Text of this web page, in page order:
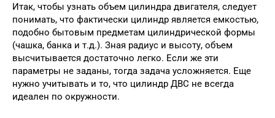
Итак, чтобы узнать объем цилиндра двигателя, следует
понимать, что фактически цилиндр является емкостью,
подобно бытовым предметам цилиндрической формы
(чашка, банка и т.д.). Зная радиус и высоту, объем
высчитывается достаточно легко. Если же эти
параметры не заданы, тогда задача усложняется. Еще
нужно учитывать и то, что цилиндр ДВС не всегда
идеален по окружности.